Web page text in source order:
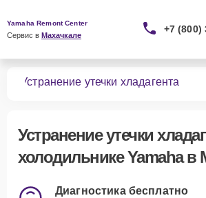
Yamaha Remont Center
Сервис в Махачкале
+7 (800)
Устранение утечки хладагента
Устранение утечки
холодильнике Yamaha в
Диагностика бесплатно